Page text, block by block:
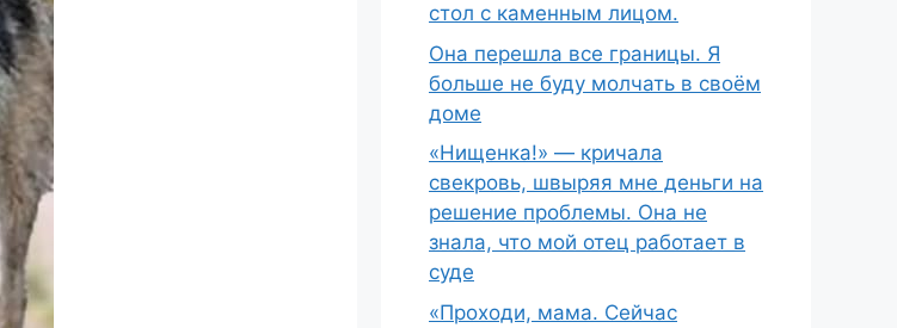
стол с каменным лицом.
Она перешла все границы. Я
больше не буду молчать в своём
доме
«Нищенка!» — кричала
свекровь, швыряя мне деньги на
решение проблемы. Она не
знала, что мой отец работает в
суде
«Проходи, мама. Сейчас